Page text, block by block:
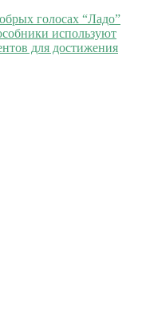
голосах “Ладо”
используют
для достижения